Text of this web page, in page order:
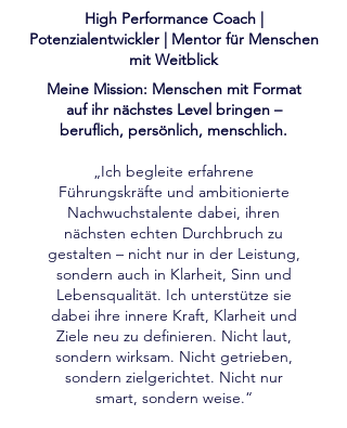
High Performance Coach |
Potenzialentwickler | Mentor für Menschen
mit Weitblick
Meine Mission: Menschen mit Format
auf ihr nächstes Level bringen –
beruflich, persönlich, menschlich.
„Ich begleite erfahrene
Führungskräfte und ambitionierte
Nachwuchstalente dabei, ihren
nächsten echten Durchbruch zu
gestalten – nicht nur in der Leistung,
sondern auch in Klarheit, Sinn und
Lebensqualität. Ich unterstütze sie
dabei ihre innere Kraft, Klarheit und
Ziele neu zu definieren. Nicht laut,
sondern wirksam. Nicht getrieben,
sondern zielgerichtet. Nicht nur
smart, sondern weise.“